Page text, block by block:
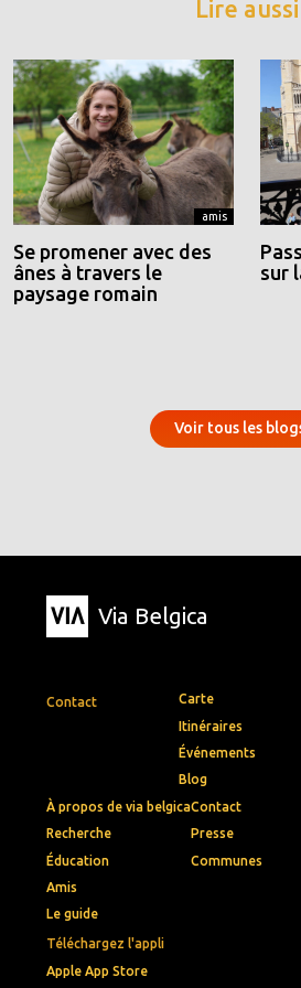
Lire aussi
amis
Se promener avec des
ânes à travers le
paysage romain
sur
Voir tous les
Via Belgica
Contact
Téléchargez l'appli
Apple App Store
Carte
Itinéraires
Événements
Blog
À propos de via belgica
Recherche
Éducation
Amis
Le guide
Contact
Presse
Communes